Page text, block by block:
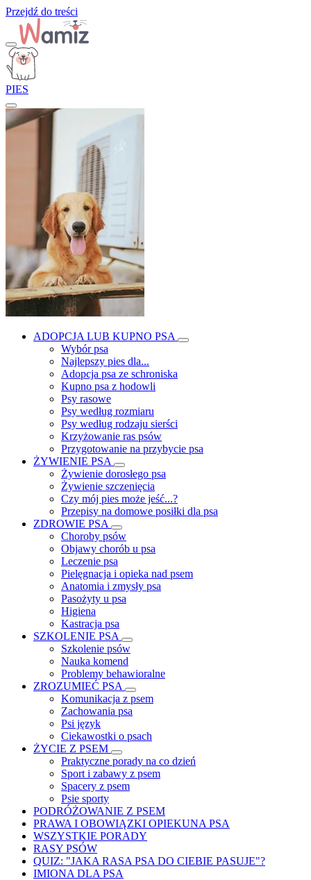
Przejdź do treści
PIES
ADOPCJA LUB KUPNO PSA
Wybór psa
Najlepszy pies dla...
Adopcja psa ze schroniska
Kupno psa z hodowli
Psy rasowe
Psy według rozmiaru
Psy według rodzaju sierści
Krzyżowanie ras psów
Przygotowanie na przybycie psa
ŻYWIENIE PSA
Żywienie dorosłego psa
Żywienie szczenięcia
Czy mój pies może jeść...?
Przepisy na domowe posiłki dla psa
ZDROWIE PSA
Choroby psów
Objawy chorób u psa
Leczenie psa
Pielęgnacja i opieka nad psem
Anatomia i zmysły psa
Pasożyty u psa
Higiena
Kastracja psa
SZKOLENIE PSA
Szkolenie psów
Nauka komend
Problemy behawioralne
ZROZUMIEĆ PSA
Komunikacja z psem
Zachowania psa
Psi język
Ciekawostki o psach
ŻYCIE Z PSEM
Praktyczne porady na co dzień
Sport i zabawy z psem
Spacery z psem
Psie sporty
PODRÓŻOWANIE Z PSEM
PRAWA I OBOWIĄZKI OPIEKUNA PSA
WSZYSTKIE PORADY
RASY PSÓW
QUIZ: "JAKA RASA PSA DO CIEBIE PASUJE"?
IMIONA DLA PSA